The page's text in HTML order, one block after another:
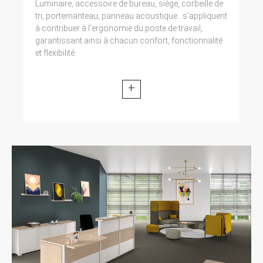
Luminaire, accessoire de bureau, siège, corbeille de
tri, portemanteau, panneau acoustique...s’appliquent
à contribuer à l’ergonomie du poste de travail,
garantissant ainsi à chacun confort, fonctionnalité
et flexibilité.
+